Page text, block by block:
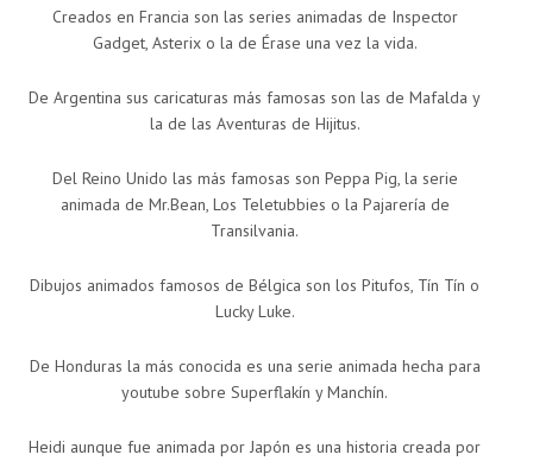
Creados en Francia son las series animadas de Inspector
Gadget, Asterix o la de Érase una vez la vida.
De Argentina sus caricaturas más famosas son las de Mafalda y
la de las Aventuras de Hijitus.
Del Reino Unido las más famosas son Peppa Pig, la serie
animada de Mr.Bean, Los Teletubbies o la Pajarería de
Transilvania.
Dibujos animados famosos de Bélgica son los Pitufos, Tín Tín o
Lucky Luke.
De Honduras la más conocida es una serie animada hecha para
youtube sobre Superflakín y Manchín.
Heidi aunque fue animada por Japón es una historia creada por